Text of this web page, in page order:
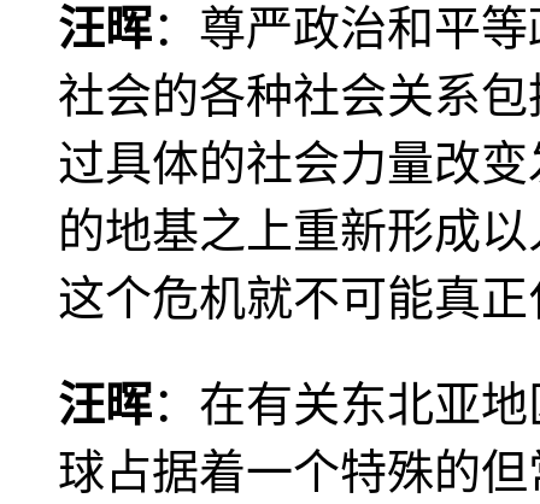
汪晖：尊严政治和平
社会的各种社会关系
过具体的社会力量改
的地基之上重新形成
这个危机就不可能真
汪晖：在有关东北亚
球占据着一个特殊的